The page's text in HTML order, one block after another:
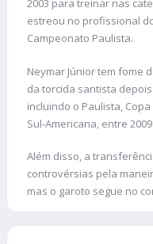
2003 para treinar nas
estreou no profissional
Campeonato Paulista.
Neymar Júnior tem fome
da torcida santista
incluindo o Paulista,
Sul-Americana, entre 2009
Além disso, a
controvérsias pela
mas o garoto segue no